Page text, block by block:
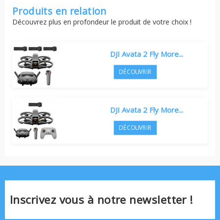
Produits en relation
Découvrez plus en profondeur le produit de votre choix !
DJI Avata 2 Fly More...
DÉCOUVRIR
DJI Avata 2 Fly More...
DÉCOUVRIR
Inscrivez vous à notre newsletter !